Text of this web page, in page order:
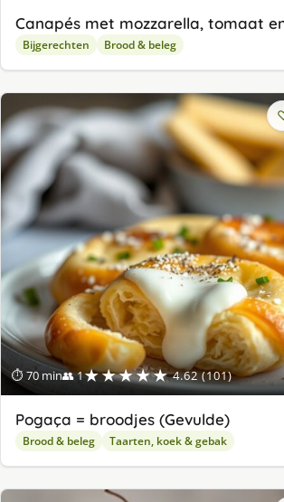
Canapés met mozzarella, tomaat
Bijgerechten Brood & beleg
⏱ 70 min👥 1★★★★★ 4.62 (101)
Pogaça = broodjes (Gevulde)
Brood & beleg Taarten, koek & gebak